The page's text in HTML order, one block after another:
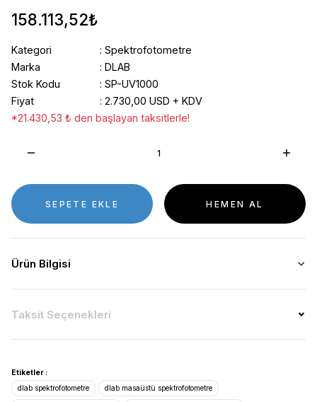
158.113,52₺
Kategori
Spektrofotometre
Marka
DLAB
Stok Kodu
SP-UV1000
Fiyat
2.730,00 USD + KDV
*21.430,53 ₺ den başlayan taksitlerle!
SEPETE EKLE HEMEN AL
Ürün Bilgisi
Taksit Seçenekleri
Etiketler :
dlab spektrofotometre
dlab masaüstü spektrofotometre